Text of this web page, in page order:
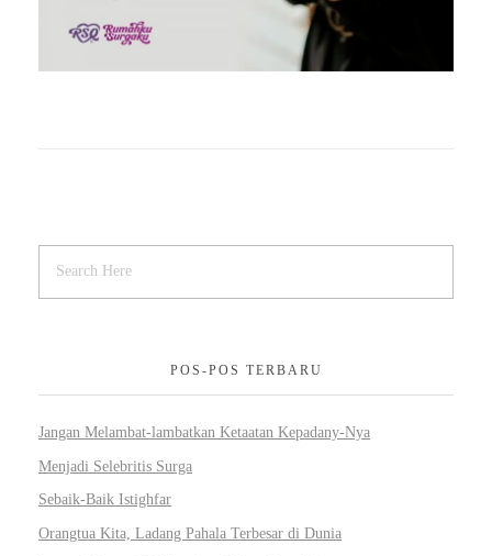
POS-POS TERBARU
Jangan Melambat-lambatkan Ketaatan Kepadany-Nya
Menjadi Selebritis Surga
Sebaik-Baik Istighfar
Orangtua Kita, Ladang Pahala Terbesar di Dunia